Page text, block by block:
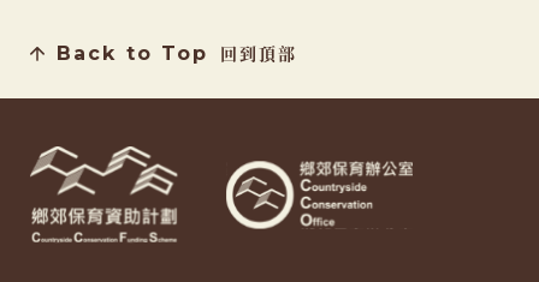
導
列
回到頂部
Back to Top